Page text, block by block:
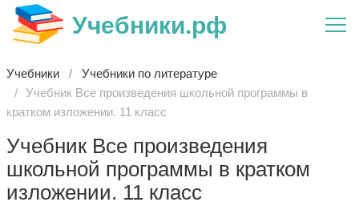
Учебники.рф
Учебники
Учебники по литературе
Учебник Все произведения школьной программы в
кратком изложении. 11 класс
Учебник Все произведения
школьной программы в кратком
изложении. 11 класс